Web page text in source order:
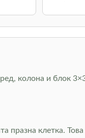
колона и блок
празна клетка.